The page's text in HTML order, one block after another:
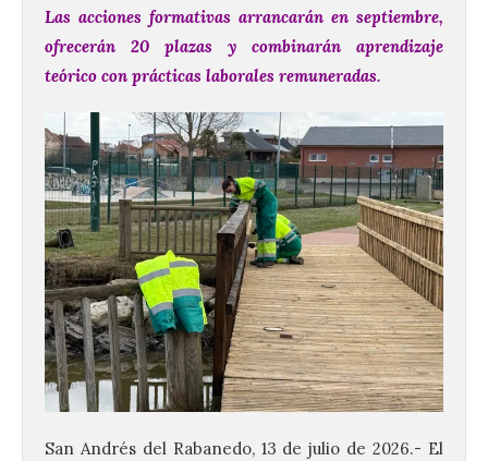
Las acciones formativas arrancarán en septiembre,
ofrecerán 20 plazas y combinarán aprendizaje
teórico con prácticas laborales remuneradas.
San Andrés del Rabanedo, 13 de julio de 2026.- El